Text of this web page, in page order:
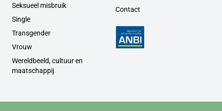
Seksueel misbruik
Single
Transgender
Vrouw
Wereldbeeld, cultuur en
maatschappij
Contact